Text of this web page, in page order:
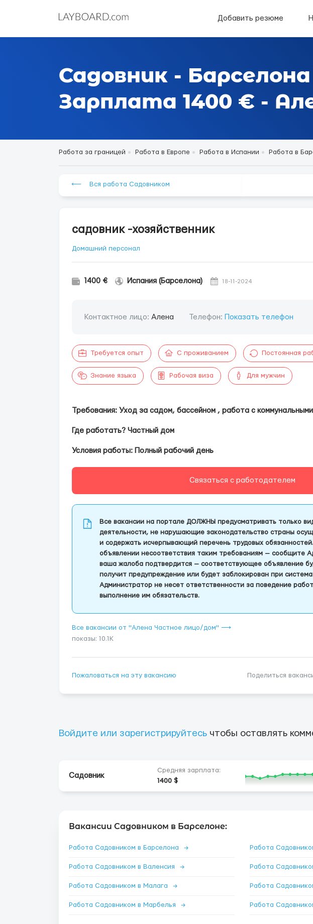
Добавить резюме
Садовник - Барселона
Зарплата 1400 € -
Работа за границей Работа в Европе Работа в Испании Работа в
⟵ Вся работа Садовником
садовник -хозяйственник
Домашний персонал
1400 € Испания (Барселона) 18-11-2024
Контактное лицо: Aлена Телефон: Показать телефон
Требуется опыт С проживанием Постоянная
Знание языка Рабочая виза Для мужчин
Требования: Уход за садом, бассейном , работа с
Где работать? Частный дом
Условия работы: Полный рабочий день
Связаться с работодателем
Все вакансии на портале ДОЛЖНЫ предусматривать только
деятельности, не нарушающие законодательство страны
и содержать исчерпывающий перечень трудовых
объявлении несоответствия таким требованиям — сообщите
ваша жалоба подтвердится — соответствующее объявление
получит предупреждение или будет заблокирован при
Администратор не несет ответственности за поведение
выполнение им обязательств.
Все вакансии от "Aлена Частное лицо/дом" ⟶
показы: 10.1K
Пожаловаться на эту вакансию Поделиться
Войдите или зарегистрируйтесь чтобы оставлять
Садовник
Средняя зарплата:
1400 $
Вакансии Садовником в Барселоне:
Работа Садовником в Барселона → Работа
Работа Садовником в Валенсия → Работа
Работа Садовником в Малага → Работа
Работа Садовником в Марбелья → Работа